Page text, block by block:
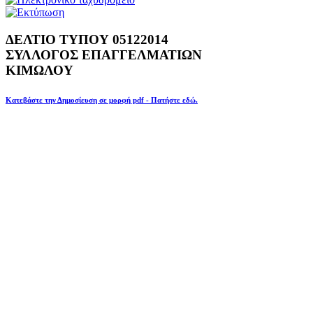
ΔΕΛΤΙΟ ΤΥΠΟΥ 05122014
ΣΥΛΛΟΓΟΣ ΕΠΑΓΓΕΛΜΑΤΙΩΝ
ΚΙΜΩΛΟΥ
Κατεβάστε την Δημοσίευση σε μορφή pdf - Πατήστε εδώ.